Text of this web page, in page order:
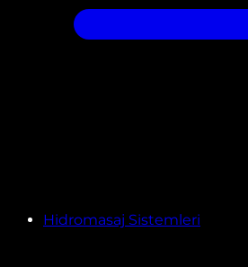
Hidromasaj Sistemleri